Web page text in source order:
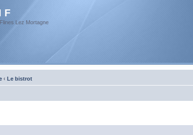
F
Lez Mortagne
‹ Le bistrot